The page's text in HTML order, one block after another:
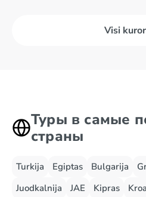
Visi
Туры в самые
страны
Turkija Egiptas Bulgarija
Juodkalnija
JAE Kipras